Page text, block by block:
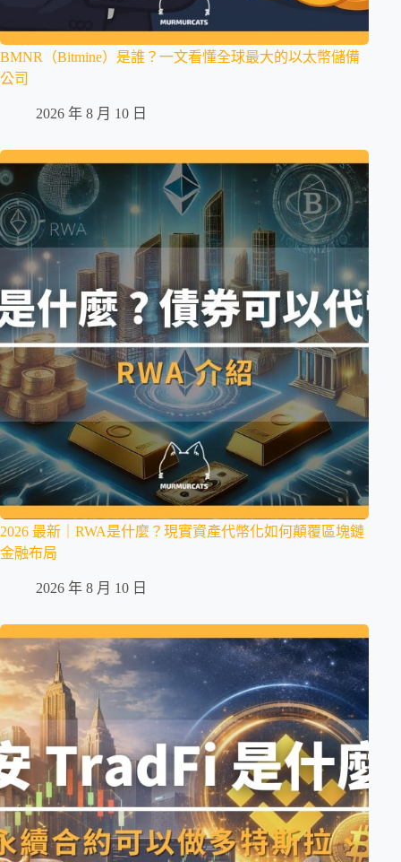
BMNR（Bitmine）是誰？一文看懂全球最大的以太幣儲備
公司
2026 年 8 月 10 日
2026 最新｜RWA是什麼？現實資產代幣化如何顛覆區塊鏈
金融布局
2026 年 8 月 10 日